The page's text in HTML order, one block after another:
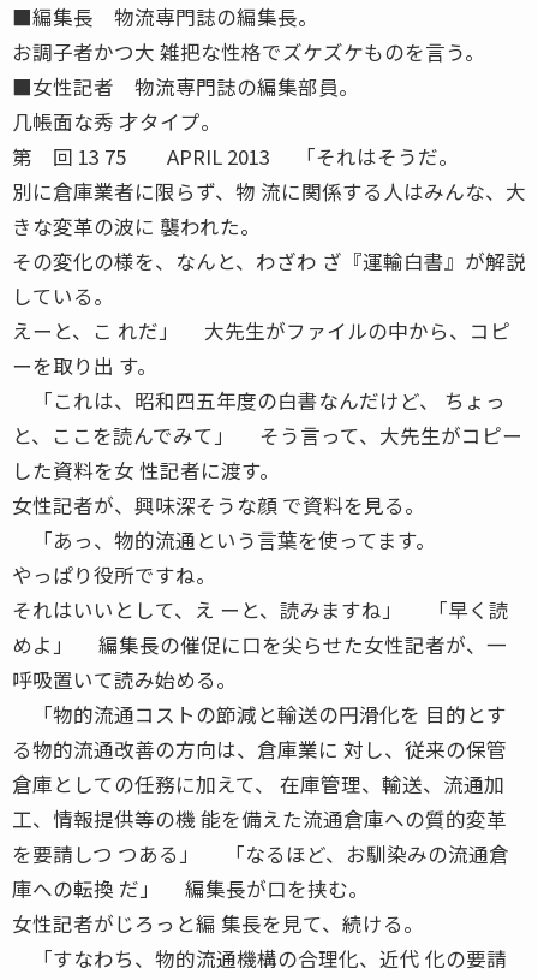
■編集長 物流専門誌の編集長。
お調子者かつ大 雑把な性格でズケズケものを言う。
■女性記者 物流専門誌の編集部員。
几帳面な秀 才タイプ。
第 回 13 75 APRIL 2013 「それはそうだ。
別に倉庫業者に限らず、物 流に関係する人はみんな、大
きな変革の波に 襲われた。
その変化の様を、なんと、わざわ ざ『運輸白書』が解説
している。
えーと、こ れだ」 大先生がファイルの中から、コピ
ーを取り出 す。
「これは、昭和四五年度の白書なんだけど、 ちょっ
と、ここを読んでみて」 そう言って、大先生がコピー
した資料を女 性記者に渡す。
女性記者が、興味深そうな顔 で資料を見る。
「あっ、物的流通という言葉を使ってます。
やっぱり役所ですね。
それはいいとして、え ーと、読みますね」 「早く読
めよ」 編集長の催促に口を尖らせた女性記者が、一
呼吸置いて読み始める。
「物的流通コストの節減と輸送の円滑化を 目的とす
る物的流通改善の方向は、倉庫業に 対し、従来の保管
倉庫としての任務に加えて、 在庫管理、輸送、流通加
工、情報提供等の機 能を備えた流通倉庫への質的変革
を要請しつ つある」 「なるほど、お馴染みの流通倉
庫への転換 だ」 編集長が口を挟む。
女性記者がじろっと編 集長を見て、続ける。
「すなわち、物的流通機構の合理化、近代 化の要請